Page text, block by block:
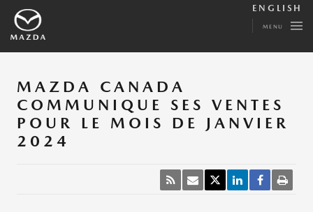
ENGLISH
MENU
MAZDA CANADA
COMMUNIQUE SES VENTES
POUR LE MOIS DE JANVIER
2024